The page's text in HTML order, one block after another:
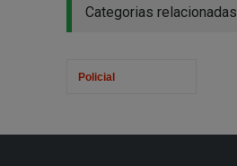
Categorias relacionadas
Policial